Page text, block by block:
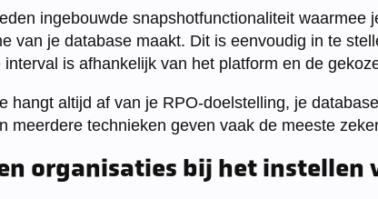
ingebouwde snapshotfunctionaliteit waarmee
van je database maakt. Dit is eenvoudig in te
is afhankelijk van het platform en de
hangt altijd af van je RPO-doelstelling, je
meerdere technieken geven vaak de meeste
organisaties bij het instellen